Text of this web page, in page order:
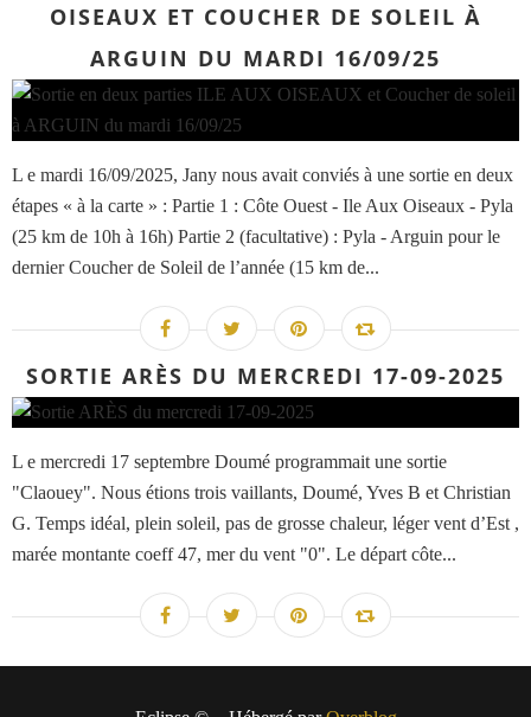
OISEAUX ET COUCHER DE SOLEIL À
ARGUIN DU MARDI 16/09/25
L e mardi 16/09/2025, Jany nous avait conviés à une sortie en deux
étapes « à la carte » : Partie 1 : Côte Ouest - Ile Aux Oiseaux - Pyla
(25 km de 10h à 16h) Partie 2 (facultative) : Pyla - Arguin pour le
dernier Coucher de Soleil de l’année (15 km de...
SORTIE ARÈS DU MERCREDI 17-09-2025
L e mercredi 17 septembre Doumé programmait une sortie
"Claouey". Nous étions trois vaillants, Doumé, Yves B et Christian
G. Temps idéal, plein soleil, pas de grosse chaleur, léger vent d’Est ,
marée montante coeff 47, mer du vent "0". Le départ côte...